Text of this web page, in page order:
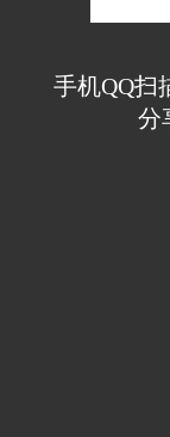
手机QQ扫
分